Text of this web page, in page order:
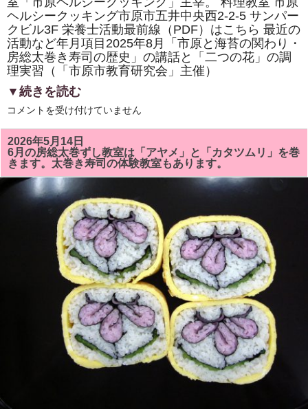
ヘルシークッキング市原市五井中央西2-2-5 サンパー
クビル3F 栄養士活動最前線（PDF）はこちら 最近の
活動など年月項目2025年8月「市原と海苔の関わり・
房総太巻き寿司の歴史」の講話と「二つの花」の調
理実習（「市原市教育研究会」主催）
▼続きを読む
ヘ
シ
ー
ク
ッ
キ
ン
グ
コメントを受け付けていません
2026年5月14日
6月の房総太巻ずし教室は「アヤメ」と「カタツムリ」を巻
きます。太巻き寿司の体験教室もあります。